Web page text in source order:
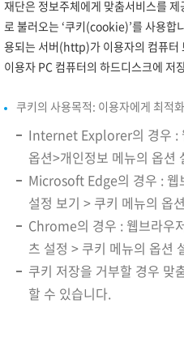
재단은 정보주체에게 맞춤서비스를
로 불러오는 ‘쿠키(cookie)’를 사용합
용되는 서버(http)가 이용자의 컴퓨터
이용자 PC 컴퓨터의 하드디스크에 저
쿠키의 사용목적: 이용자에게 최적
Internet Explorer의 경우 :
옵션>개인정보 메뉴의 옵션
Microsoft Edge의 경우 : 웹
설정 보기 > 쿠키 메뉴의 옵
Chrome의 경우 : 웹브라우
츠 설정 > 쿠키 메뉴의 옵션
쿠키 저장을 거부할 경우 맞
할 수 있습니다.